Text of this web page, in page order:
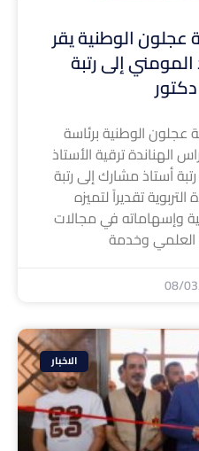
الوطنية يقر
المومني إلى رتبة
الوطنية برئاسة
الهناندة ترقية الأستاذ
أستاذ مشارك إلى رتبة
تقديراً لتميزه
وإسهاماته في مجالات
العلمي وخدمة
08/
الاخبار